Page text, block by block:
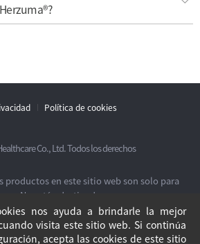
Política de cookies
Co., Ltd. Todos los derechos
productos en este sitio web son solo para
No están destinadas a promover
públicas o de ventas. Para obtener más
farmacéuticos, consulte a un médico o
nos ayuda a brindarle la mejor
visita este sitio web. Si continúa
acepta las cookies de este sitio